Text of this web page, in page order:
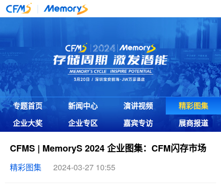
专题首页 新闻中心 演讲视频
精彩图集
企业大奖
企业专区 嘉宾专访 展商报道
CFMS | MemoryS 2024 企业图集：CFM闪存市场
精彩图集 2024-03-27 10:55